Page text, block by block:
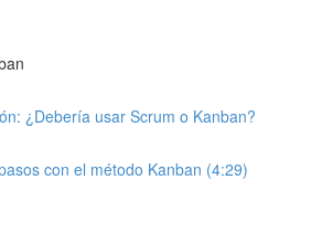
¿Debería usar Scrum o Kanban?
con el método Kanban (4:29)